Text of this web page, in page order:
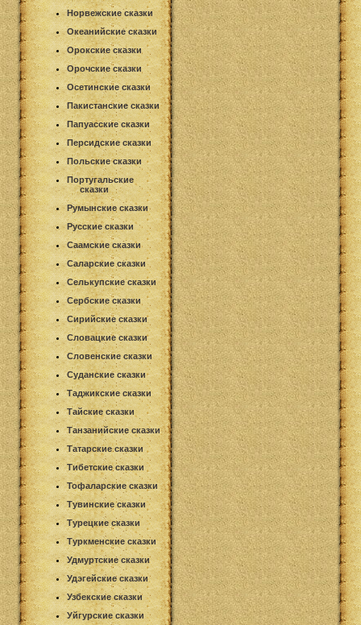
Норвежские сказки
Океанийские сказки
Орокские сказки
Орочские сказки
Осетинские сказки
Пакистанские сказки
Папуасские сказки
Персидские сказки
Польские сказки
Португальские
сказки
Румынские сказки
Русские сказки
Саамские сказки
Саларские сказки
Селькупские сказки
Сербские сказки
Сирийские сказки
Словацкие сказки
Словенские сказки
Суданские сказки
Таджикские сказки
Тайские сказки
Танзанийские сказки
Татарские сказки
Тибетские сказки
Тофаларские сказки
Тувинские сказки
Турецкие сказки
Туркменские сказки
Удмуртские сказки
Удэгейские сказки
Узбекские сказки
Уйгурские сказки